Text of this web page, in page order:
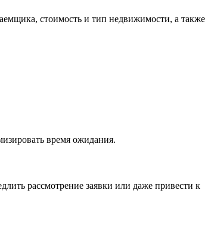
стоимость и тип недвижимости, а также
время ожидания.
рассмотрение заявки или даже привести к